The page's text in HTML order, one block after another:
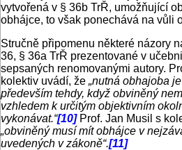
vytvořená v § 36b TrŘ, umožňující
obhájce, to však ponechává na vůli
Stručně připomenu některé názory
36, § 36a TrŘ prezentované v
sepsaných renomovanými autory.
kolektiv uvádí, že „nutná obhajoba
především tehdy, když obviněný
vzhledem k určitým objektivním
vykonávat.“[10]Prof. Jan Musil s
„obviněný musí mít obhájce v
uvedených v zákoně“.[11]